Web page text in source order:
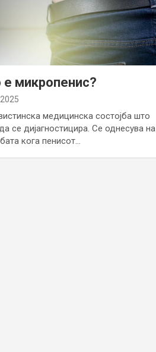
микропенис?
медицинска состојба што
се дијагностицира. Се однесува на
кога пенисот…